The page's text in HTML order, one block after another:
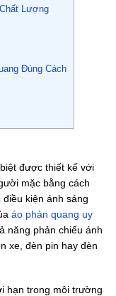
Lượng
Đúng Cách
được thiết kế với
mặc bằng cách
kiện ánh sáng
áo phản quang uy
năng phản chiếu ánh
xe, đèn pin hay đèn
hạn trong môi trường